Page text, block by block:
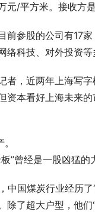
元/平方米。接收方
前参股的公司有17
络科技、对外投资等
者，近两年上海写
资本看好上海未来
”曾经是一股凶猛的
中国煤炭行业经历
除了超大户型，他